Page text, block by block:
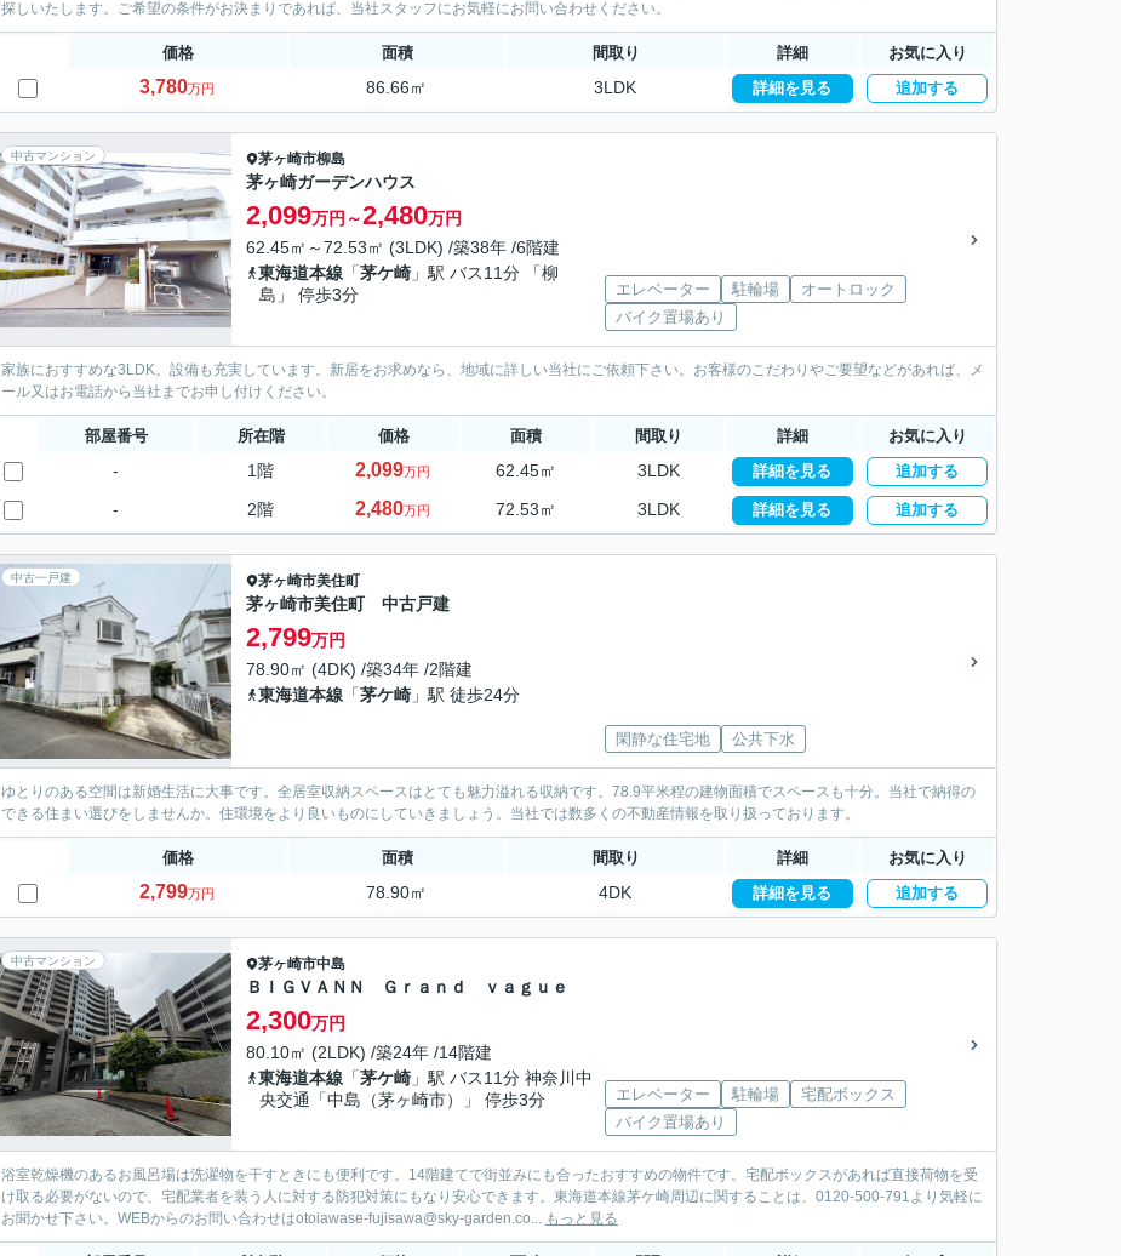
探しいたします。ご希望の条件がお決まりであれば、当社スタッフにお気軽にお問い合わせください。
価格 面積 間取り 詳細 お気に入り
3,780万円 86.66㎡ 3LDK 詳細を見る 追加する
中古マンション 茅ヶ崎市柳島
茅ヶ崎ガーデンハウス
2,099万円～2,480万円
62.45㎡～72.53㎡ (3LDK) /築38年 /6階建
東海道本線 「茅ケ崎 」駅 バス11分 「柳
島」 停歩3分
エレベーター 駐輪場
オートロック
バイク置場あり
家族におすすめな3LDK。設備も充実しています。新居をお求めなら、地域に詳しい当社にご依頼下さい。お客様のこだわりやご要望などがあれば、メ
ール又はお電話から当社までお申し付けください。
部屋番号 所在階 価格 面積 間取り 詳細 お気に入り
- 1階 2,099万円 62.45㎡ 3LDK 詳細を見る 追加する
- 2階 2,480万円 72.53㎡ 3LDK 詳細を見る 追加する
中古一戸建 茅ヶ崎市美住町
茅ヶ崎市美住町 中古戸建
2,799万円
78.90㎡ (4DK) /築34年 /2階建
東海道本線 「茅ケ崎 」駅 徒歩24分
閑静な住宅地 公共下水
ゆとりのある空間は新婚生活に大事です。全居室収納スペースはとても魅力溢れる収納です。78.9平米程の建物面積でスペースも十分。当社で納得の
できる住まい選びをしませんか。住環境をより良いものにしていきましょう。当社では数多くの不動産情報を取り扱っております。
価格 面積 間取り 詳細 お気に入り
2,799万円 78.90㎡ 4DK 詳細を見る 追加する
中古マンション 茅ヶ崎市中島
ＢＩＧＶＡＮＮ Ｇｒａｎｄ ｖａｇｕｅ
2,300万円
80.10㎡ (2LDK) /築24年 /14階建
東海道本線 「茅ケ崎 」駅 バス11分 神奈川中
央交通「中島（茅ヶ崎市）」 停歩3分
エレベーター 駐輪場
宅配ボックス
バイク置場あり
浴室乾燥機のあるお風呂場は洗濯物を干すときにも便利です。14階建てで街並みにも合ったおすすめの物件です。宅配ボックスがあれば直接荷物を受
け取る必要がないので、宅配業者を装う人に対する防犯対策にもなり安心できます。東海道本線茅ケ崎周辺に関することは、0120-500-791より気軽に
お聞かせ下さい。WEBからのお問い合わせはotoiawase-fujisawa@sky-garden.co... もっと見る